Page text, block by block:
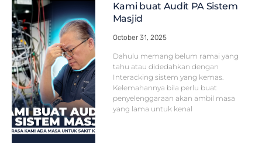
Kami buat Audit PA Sistem
Masjid
October 31, 2025
Dahulu memang belum ramai yang
tahu atau didedahkan dengan
Interacking sistem yang kemas.
Kelemahannya bila perlu buat
penyelenggaraan akan ambil masa
yang lama untuk kenal